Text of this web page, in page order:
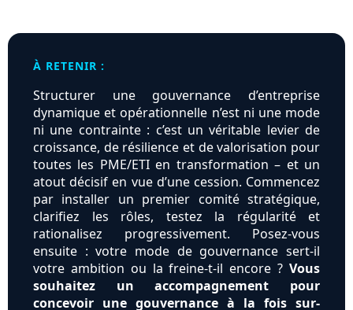
À RETENIR :
Structurer une gouvernance d’entreprise
dynamique et opérationnelle n’est ni une mode
ni une contrainte : c’est un véritable levier de
croissance, de résilience et de valorisation pour
toutes les PME/ETI en transformation – et un
atout décisif en vue d’une cession. Commencez
par installer un premier comité stratégique,
clarifiez les rôles, testez la régularité et
rationalisez progressivement. Posez-vous
ensuite : votre mode de gouvernance sert-il
votre ambition ou la freine-t-il encore ? Vous
souhaitez un accompagnement pour
concevoir une gouvernance à la fois sur-